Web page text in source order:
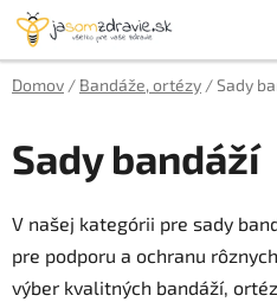
Prejsť
obsah
Domov / Bandáže, ortézy /Sady
Sady bandáží
V našej kategórii pre sady
pre podporu a ochranu
výber kvalitných bandáží,